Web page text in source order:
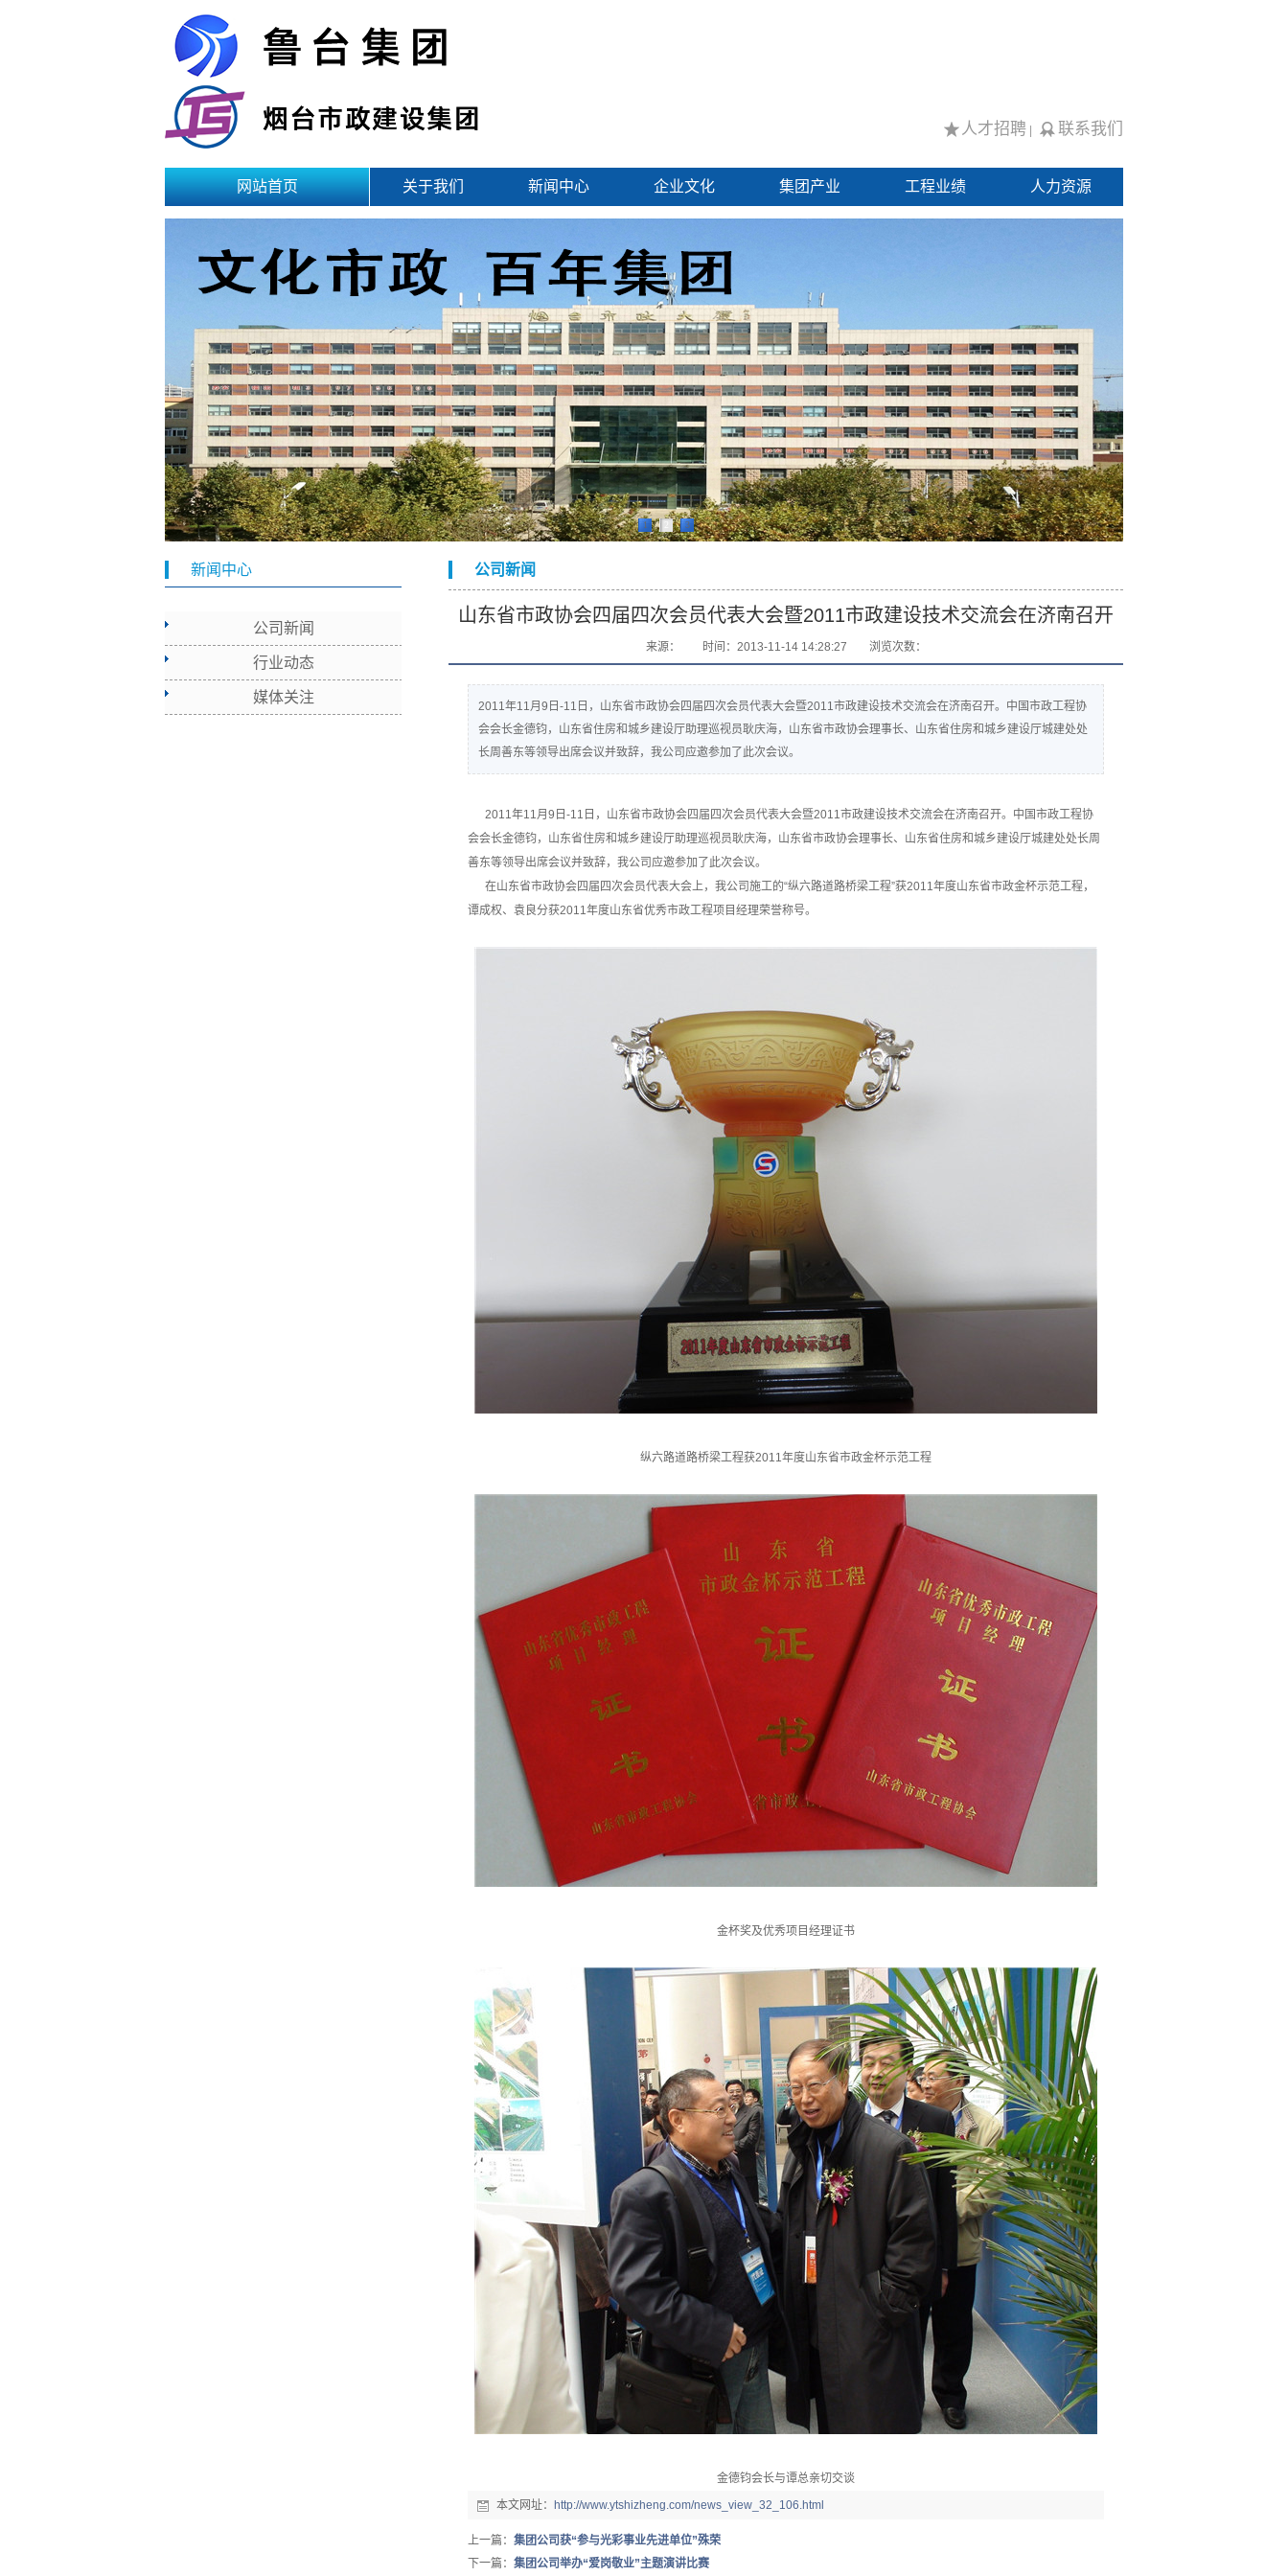
人才招聘 联系我们
网站首页 关于我们 新闻中心 企业文化 集团产业 工程业绩 人力资源
1 3
新闻中心
公司新闻
行业动态
媒体关注
公司新闻
山东省市政协会四届四次会员代表大会暨2011市政建设技术交流会在济南召开
来源： 时间：2013-11-14 14:28:27 浏览次数：
2011年11月9日-11日，山东省市政协会四届四次会员代表大会暨2011市政建设技术交流会在济南召开。中国市政工程协
会会长金德钧，山东省住房和城乡建设厅助理巡视员耿庆海，山东省市政协会理事长、山东省住房和城乡建设厅城建处处
长周善东等领导出席会议并致辞，我公司应邀参加了此次会议。
2011年11月9日-11日，山东省市政协会四届四次会员代表大会暨2011市政建设技术交流会在济南召开。中国市政工程协
会会长金德钧，山东省住房和城乡建设厅助理巡视员耿庆海，山东省市政协会理事长、山东省住房和城乡建设厅城建处处长周
善东等领导出席会议并致辞，我公司应邀参加了此次会议。
在山东省市政协会四届四次会员代表大会上，我公司施工的“纵六路道路桥梁工程”获2011年度山东省市政金杯示范工程，
谭成权、袁良分获2011年度山东省优秀市政工程项目经理荣誉称号。
纵六路道路桥梁工程获2011年度山东省市政金杯示范工程
金杯奖及优秀项目经理证书
金德钧会长与谭总亲切交谈
本文网址：
http://www.ytshizheng.com/news_view_32_106.html
上一篇： 集团公司获“参与光彩事业先进单位”殊荣
下一篇： 集团公司举办“爱岗敬业”主题演讲比赛